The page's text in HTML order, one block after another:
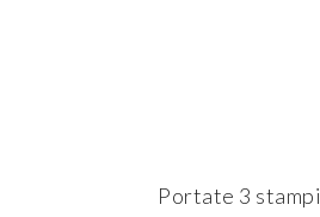
Portate 3